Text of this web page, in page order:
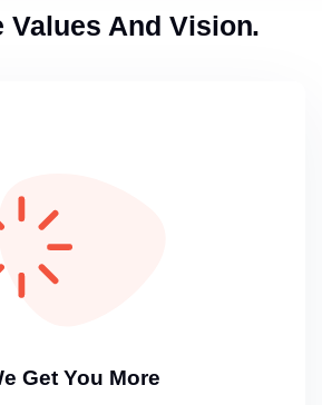
Values And Vision.
Get You More